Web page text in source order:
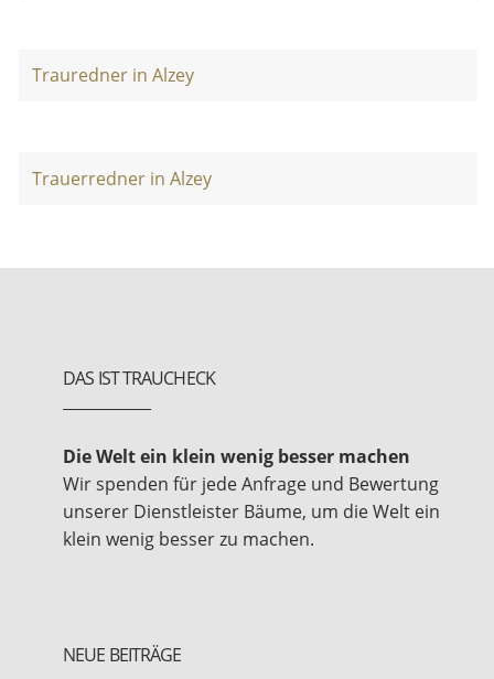
Trauredner in Alzey
Trauerredner in Alzey
DAS IST TRAUCHECK
Die Welt ein klein wenig besser machen
Wir spenden für jede Anfrage und Bewertung
unserer Dienstleister Bäume, um die Welt ein
klein wenig besser zu machen.
NEUE BEITRÄGE